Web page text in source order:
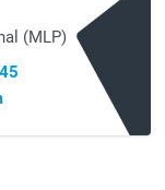
(MLP)